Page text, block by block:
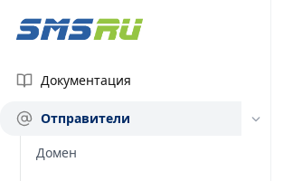
Документация
Отправители
Домен